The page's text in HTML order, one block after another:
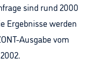
sind rund 2000
Ergebnisse werden
Ausgabe vom